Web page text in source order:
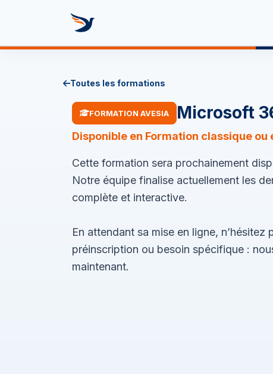
Toutes les formations
FORMATION AVESIA Microsoft
Disponible en Formation classique
Cette formation sera prochainement
Notre équipe finalise actuellement les
complète et interactive.
En attendant sa mise en ligne,
préinscription ou besoin spécifique :
maintenant.